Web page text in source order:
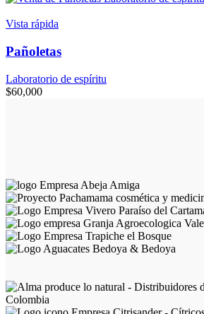
Vista rápida
Pañoletas
Laboratorio de espíritu
$60,000